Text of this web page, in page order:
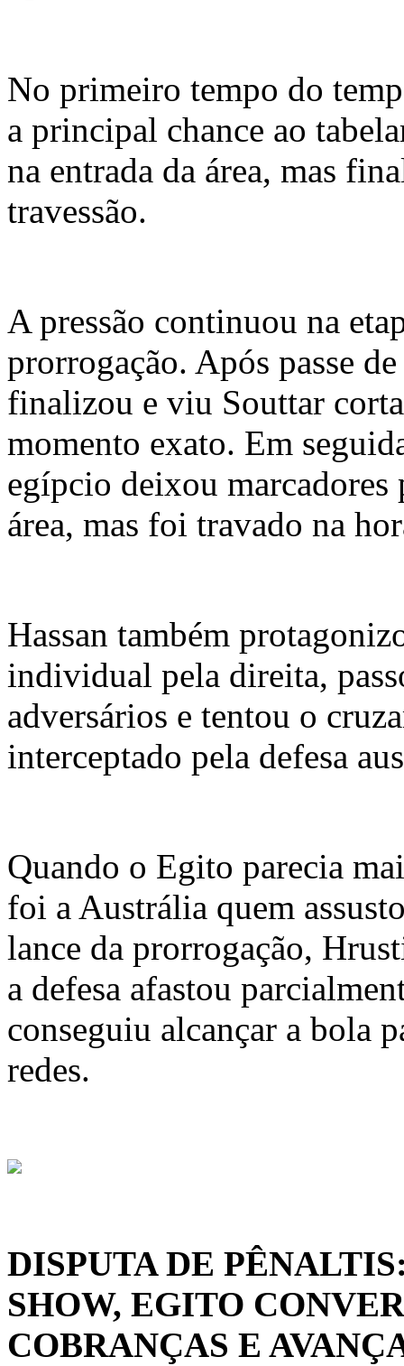
No primeiro tempo do
a principal chance ao
na entrada da área, mas
travessão.
A pressão continuou na
prorrogação. Após passe
finalizou e viu Souttar
momento exato. Em
egípcio deixou marcadores
área, mas foi travado na
Hassan também
individual pela direita,
adversários e tentou o
interceptado pela defesa
Quando o Egito parecia
foi a Austrália quem
lance da prorrogação,
a defesa afastou
conseguiu alcançar a bola
redes.
DISPUTA DE
SHOW, EGITO
COBRANÇAS E